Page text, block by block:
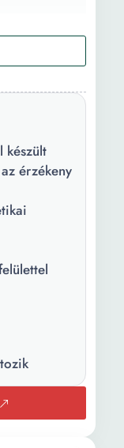
Púder
készült
érzékeny